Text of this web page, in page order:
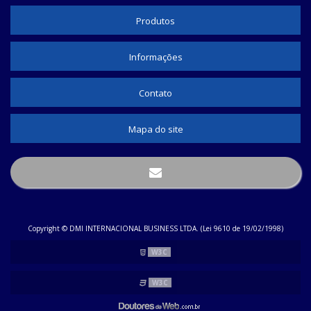
TUBO TERMO RETRÁTIL COLORIDO
TUBO TERMO RETRÁTIL COMPRAR
TUBO TERMO RETRÁTIL TRANSPARENTE
TUBO TERMOCONTRÁTIL TRANSPARENTE
TUBO TERMO RETRÁTIL 12MM
MALHA NÁUTICA PARA FIOS
PRENSA CABO ONDE COMPRAR
Produtos
Informações
Contato
Mapa do site
Copyright © DMI INTERNACIONAL BUSINESS LTDA. (Lei 9610 de 19/02/1998)
W3C
W3C